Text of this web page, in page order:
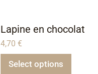
Lapine en chocolat
4,70 €
Select options